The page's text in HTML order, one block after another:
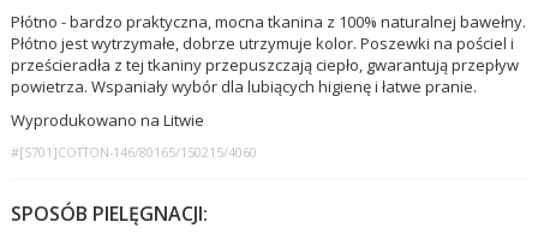
Płótno - bardzo praktyczna, mocna tkanina z 100% naturalnej bawełny.
Płótno jest wytrzymałe, dobrze utrzymuje kolor. Poszewki na pościel i
prześcieradła z tej tkaniny przepuszczają ciepło, gwarantują przepływ
powietrza. Wspaniały wybór dla lubiących higienę i łatwe pranie.
Wyprodukowano na Litwie
#[S701]COTTON-146/80165/150215/4060
SPOSÓB PIELĘGNACJI: